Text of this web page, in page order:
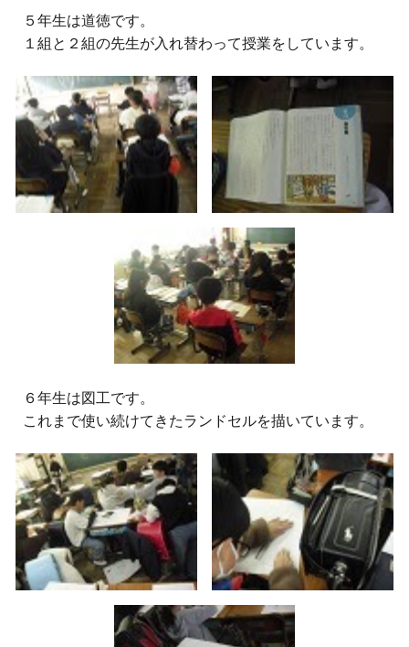
５年生は道徳です。
１組と２組の先生が入れ替わって授業をしています。
６年生は図工です。
これまで使い続けてきたランドセルを描いています。